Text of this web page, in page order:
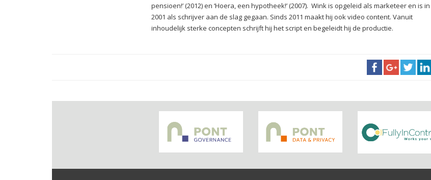
pensioen!’ (2012) en ‘Hoera, een hypotheek!’ (2007). Wink is opgeleid als marketeer en is in
2001 als schrijver aan de slag gegaan. Sinds 2011 maakt hij ook video content. Vanuit
inhoudelijk sterke concepten schrijft hij het script en begeleidt hij de productie.